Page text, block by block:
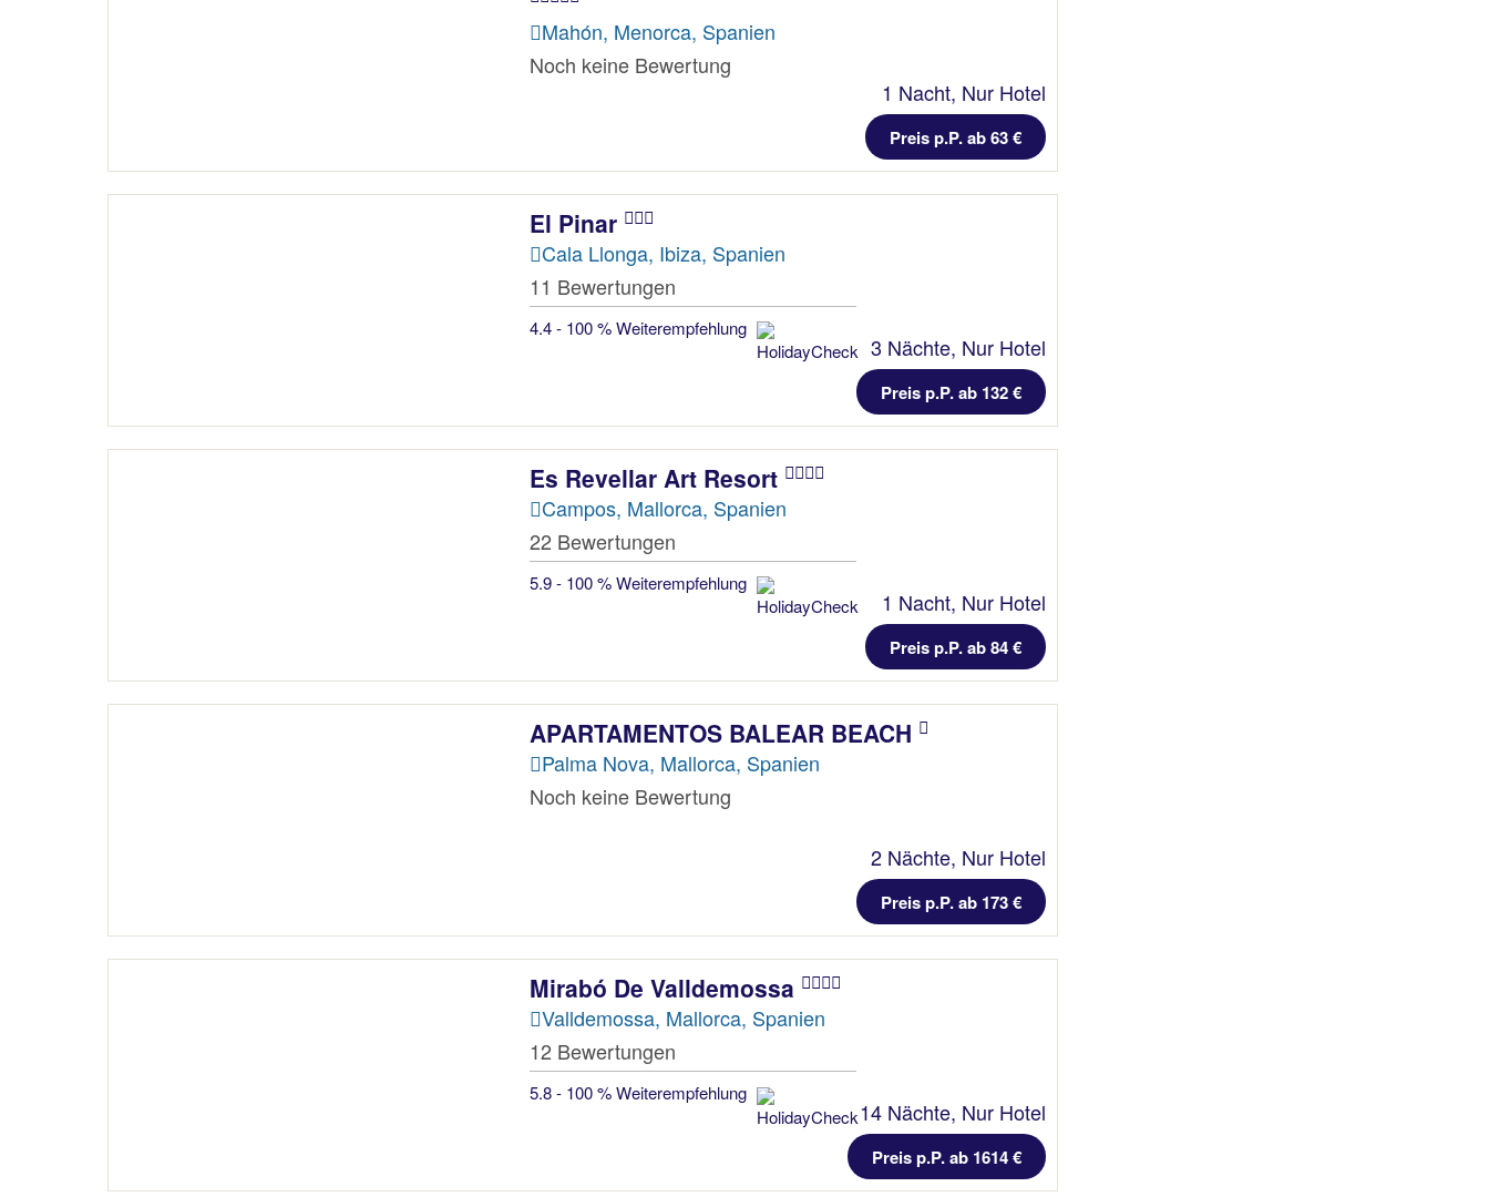
Mahón, Menorca, Spanien
Noch keine Bewertung
1 Nacht, Nur Hotel
Preis p.P. ab 63 €
El Pinar
Cala Llonga, Ibiza, Spanien
11 Bewertungen
4.4 - 100 % Weiterempfehlung
3 Nächte, Nur Hotel
Preis p.P. ab 132 €
Es Revellar Art Resort
Campos, Mallorca, Spanien
22 Bewertungen
5.9 - 100 % Weiterempfehlung
1 Nacht, Nur Hotel
Preis p.P. ab 84 €
APARTAMENTOS BALEAR BEACH
Palma Nova, Mallorca, Spanien
Noch keine Bewertung
2 Nächte, Nur Hotel
Preis p.P. ab 173 €
Mirabó De Valldemossa
Valldemossa, Mallorca, Spanien
12 Bewertungen
5.8 - 100 % Weiterempfehlung
14 Nächte, Nur Hotel
Preis p.P. ab 1614 €